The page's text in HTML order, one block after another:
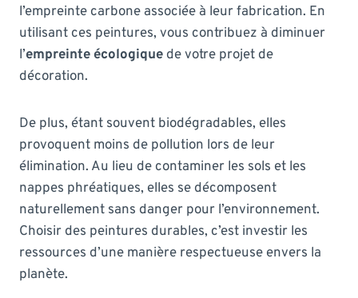
l’empreinte carbone associée à leur fabrication. En
utilisant ces peintures, vous contribuez à diminuer
l’empreinte écologique de votre projet de
décoration.
De plus, étant souvent biodégradables, elles
provoquent moins de pollution lors de leur
élimination. Au lieu de contaminer les sols et les
nappes phréatiques, elles se décomposent
naturellement sans danger pour l’environnement.
Choisir des peintures durables, c’est investir les
ressources d’une manière respectueuse envers la
planète.